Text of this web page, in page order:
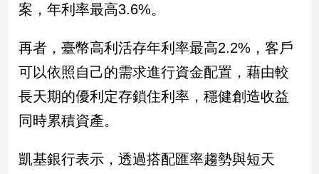
灣
點
南
台
觀
案，年利率最高3.6%。
再者，臺幣高利活存年利率最高2.2%，客戶
可以依照自己的需求進行資金配置，藉由較
長天期的優利定存鎖住利率，穩健創造收益
同時累積資產。
凱基銀行表示，透過搭配匯率趨勢與短天